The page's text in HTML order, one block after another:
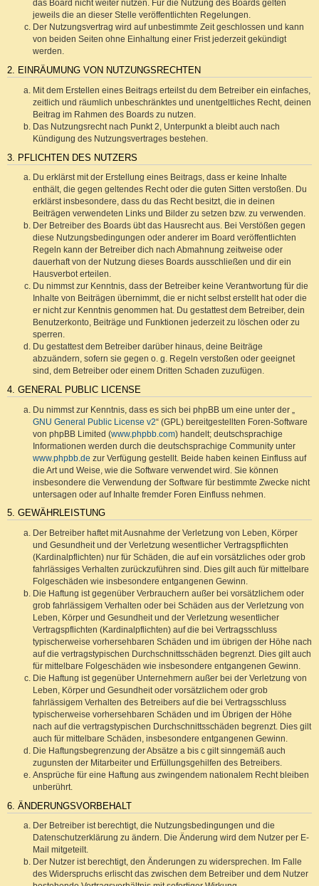
das Board nicht weiter nutzen. Für die Nutzung des Boards gelten
jeweils die an dieser Stelle veröffentlichten Regelungen.
Der Nutzungsvertrag wird auf unbestimmte Zeit geschlossen und kann
von beiden Seiten ohne Einhaltung einer Frist jederzeit gekündigt
werden.
2. EINRÄUMUNG VON NUTZUNGSRECHTEN
Mit dem Erstellen eines Beitrags erteilst du dem Betreiber ein einfaches,
zeitlich und räumlich unbeschränktes und unentgeltliches Recht, deinen
Beitrag im Rahmen des Boards zu nutzen.
Das Nutzungsrecht nach Punkt 2, Unterpunkt a bleibt auch nach
Kündigung des Nutzungsvertrages bestehen.
3. PFLICHTEN DES NUTZERS
Du erklärst mit der Erstellung eines Beitrags, dass er keine Inhalte
enthält, die gegen geltendes Recht oder die guten Sitten verstoßen. Du
erklärst insbesondere, dass du das Recht besitzt, die in deinen
Beiträgen verwendeten Links und Bilder zu setzen bzw. zu verwenden.
Der Betreiber des Boards übt das Hausrecht aus. Bei Verstößen gegen
diese Nutzungsbedingungen oder anderer im Board veröffentlichten
Regeln kann der Betreiber dich nach Abmahnung zeitweise oder
dauerhaft von der Nutzung dieses Boards ausschließen und dir ein
Hausverbot erteilen.
Du nimmst zur Kenntnis, dass der Betreiber keine Verantwortung für die
Inhalte von Beiträgen übernimmt, die er nicht selbst erstellt hat oder die
er nicht zur Kenntnis genommen hat. Du gestattest dem Betreiber, dein
Benutzerkonto, Beiträge und Funktionen jederzeit zu löschen oder zu
sperren.
Du gestattest dem Betreiber darüber hinaus, deine Beiträge
abzuändern, sofern sie gegen o. g. Regeln verstoßen oder geeignet
sind, dem Betreiber oder einem Dritten Schaden zuzufügen.
4. GENERAL PUBLIC LICENSE
Du nimmst zur Kenntnis, dass es sich bei phpBB um eine unter der „
GNU General Public License v2“ (GPL) bereitgestellten Foren-Software
von phpBB Limited (www.phpbb.com) handelt; deutschsprachige
Informationen werden durch die deutschsprachige Community unter
www.phpbb.de zur Verfügung gestellt. Beide haben keinen Einfluss auf
die Art und Weise, wie die Software verwendet wird. Sie können
insbesondere die Verwendung der Software für bestimmte Zwecke nicht
untersagen oder auf Inhalte fremder Foren Einfluss nehmen.
5. GEWÄHRLEISTUNG
Der Betreiber haftet mit Ausnahme der Verletzung von Leben, Körper
und Gesundheit und der Verletzung wesentlicher Vertragspflichten
(Kardinalpflichten) nur für Schäden, die auf ein vorsätzliches oder grob
fahrlässiges Verhalten zurückzuführen sind. Dies gilt auch für mittelbare
Folgeschäden wie insbesondere entgangenen Gewinn.
Die Haftung ist gegenüber Verbrauchern außer bei vorsätzlichem oder
grob fahrlässigem Verhalten oder bei Schäden aus der Verletzung von
Leben, Körper und Gesundheit und der Verletzung wesentlicher
Vertragspflichten (Kardinalpflichten) auf die bei Vertragsschluss
typischerweise vorhersehbaren Schäden und im übrigen der Höhe nach
auf die vertragstypischen Durchschnittsschäden begrenzt. Dies gilt auch
für mittelbare Folgeschäden wie insbesondere entgangenen Gewinn.
Die Haftung ist gegenüber Unternehmern außer bei der Verletzung von
Leben, Körper und Gesundheit oder vorsätzlichem oder grob
fahrlässigem Verhalten des Betreibers auf die bei Vertragsschluss
typischerweise vorhersehbaren Schäden und im Übrigen der Höhe
nach auf die vertragstypischen Durchschnittsschäden begrenzt. Dies gilt
auch für mittelbare Schäden, insbesondere entgangenen Gewinn.
Die Haftungsbegrenzung der Absätze a bis c gilt sinngemäß auch
zugunsten der Mitarbeiter und Erfüllungsgehilfen des Betreibers.
Ansprüche für eine Haftung aus zwingendem nationalem Recht bleiben
unberührt.
6. ÄNDERUNGSVORBEHALT
Der Betreiber ist berechtigt, die Nutzungsbedingungen und die
Datenschutzerklärung zu ändern. Die Änderung wird dem Nutzer per E-
Mail mitgeteilt.
Der Nutzer ist berechtigt, den Änderungen zu widersprechen. Im Falle
des Widerspruchs erlischt das zwischen dem Betreiber und dem Nutzer